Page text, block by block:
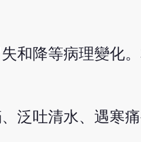
和降等病理變化
泛吐清水、遇寒